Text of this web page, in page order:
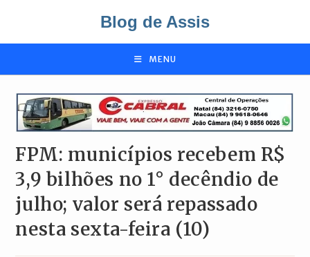
o
Blog de Assis
MENU
FPM: municípios recebem R$
3,9 bilhões no 1° decêndio de
julho; valor será repassado
nesta sexta-feira (10)